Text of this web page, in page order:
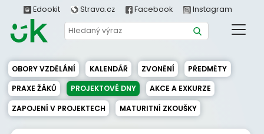
Edookit Strava.cz Facebook Instagram
OBORY VZDĚLÁNÍ KALENDÁŘ ZVONĚNÍ
PŘEDMĚTY
PRAXE ŽÁKŮ
PROJEKTOVÉ DNY
AKCE A EXKURZE
ZAPOJENÍ V PROJEKTECH
MATURITNÍ ZKOUŠKY